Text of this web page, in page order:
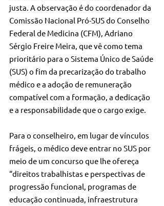
justa. A observação é do coordenador da
Comissão Nacional Pró-SUS do Conselho
Federal de Medicina (CFM), Adriano
Sérgio Freire Meira, que vê como tema
prioritário para o Sistema Único de Saúde
(SUS) o fim da precarização do trabalho
médico e a adoção de remuneração
compatível com a formação, a dedicação
e a responsabilidade que o cargo exige.
Para o conselheiro, em lugar de vínculos
frágeis, o médico deve entrar no SUS por
meio de um concurso que lhe ofereça
“direitos trabalhistas e perspectivas de
progressão funcional, programas de
educação continuada, infraestrutura